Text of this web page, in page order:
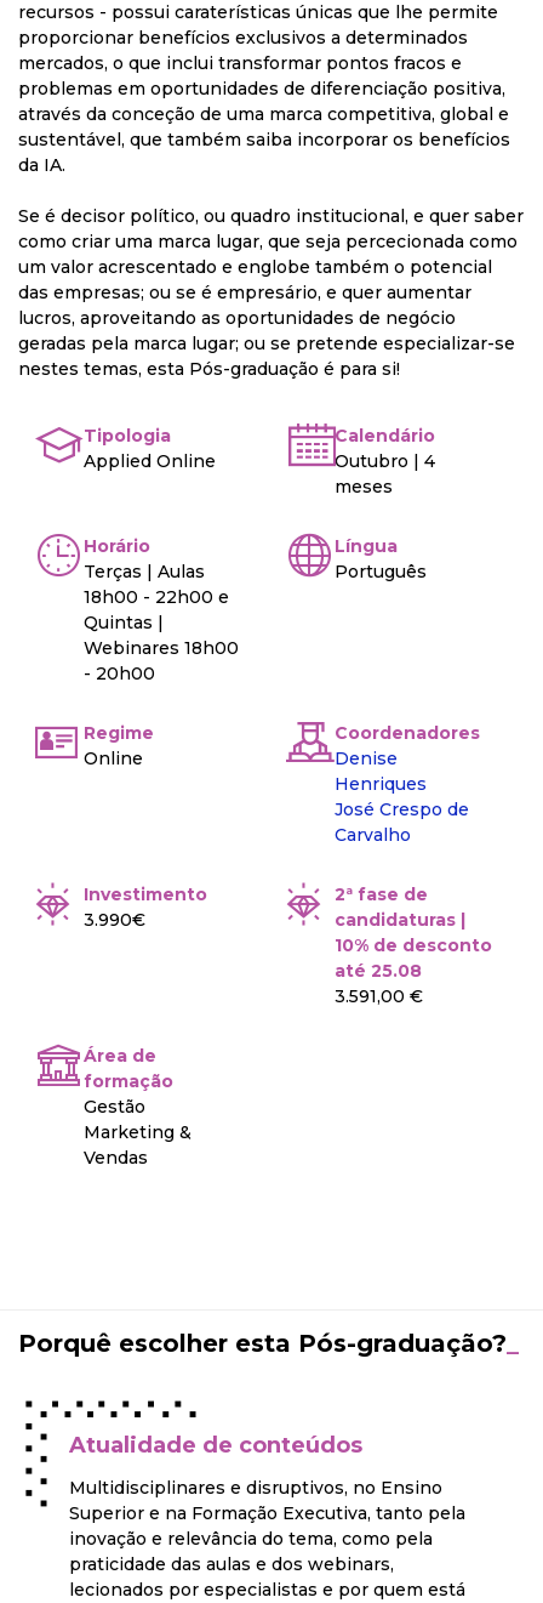
recursos - possui caraterísticas únicas que lhe permite
proporcionar benefícios exclusivos a determinados
mercados, o que inclui transformar pontos fracos e
problemas em oportunidades de diferenciação positiva,
através da conceção de uma marca competitiva, global e
sustentável, que também saiba incorporar os benefícios
da IA.
Se é decisor político, ou quadro institucional, e quer saber
como criar uma marca lugar, que seja percecionada como
um valor acrescentado e englobe também o potencial
das empresas; ou se é empresário, e quer aumentar
lucros, aproveitando as oportunidades de negócio
geradas pela marca lugar; ou se pretende especializar-se
nestes temas, esta Pós-graduação é para si!
Tipologia
Applied Online
Calendário
Outubro | 4
meses
Horário
Terças | Aulas
18h00 - 22h00 e
Quintas |
Webinares 18h00
- 20h00
Língua
Português
Regime
Online
Coordenadores
Denise
Henriques
José Crespo de
Carvalho
Investimento
3.990€
2ª fase de
candidaturas |
10% de desconto
até 25.08
3.591,00 €
Área de
formação
Gestão
Marketing &
Vendas
Porquê escolher esta Pós-graduação?
Atualidade de conteúdos
Multidisciplinares e disruptivos, no Ensino
Superior e na Formação Executiva, tanto pela
inovação e relevância do tema, como pela
praticidade das aulas e dos webinars,
lecionados por especialistas e por quem está